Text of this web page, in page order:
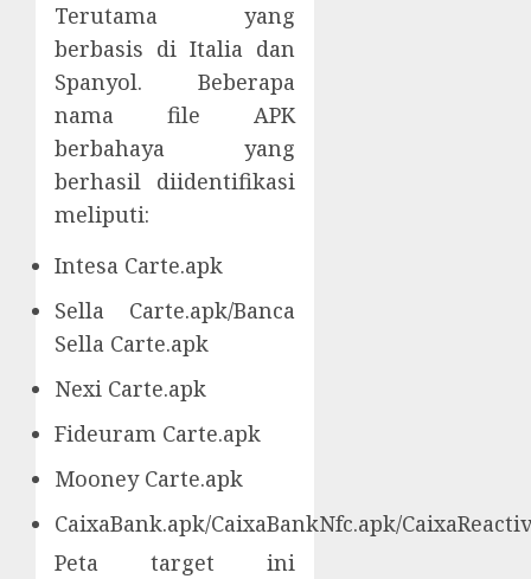
Terutama yang
berbasis di Italia dan
Spanyol. Beberapa
nama file APK
berbahaya yang
berhasil diidentifikasi
meliputi:
Intesa Carte.apk
Sella Carte.apk/Banca
Sella Carte.apk
Nexi Carte.apk
Fideuram Carte.apk
Mooney Carte.apk
CaixaBank.apk/CaixaBankNfc.apk/
Peta target ini